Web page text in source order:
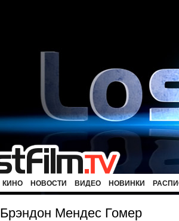
КИНО НОВОСТИ ВИДЕО НОВИНКИ
Брэндон Мендес Гомер